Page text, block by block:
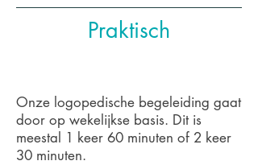
Praktisch
Onze logopedische begeleiding gaat
door op wekelijkse basis. Dit is
meestal 1 keer 60 minuten of 2 keer
30 minuten.